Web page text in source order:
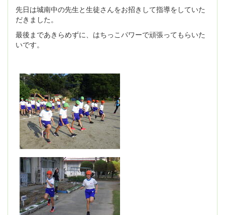
先日は城南中の先生と生徒さんをお招きして指導をしていた
だきました。
最後まであきらめずに、はちっこパワーで頑張ってもらいた
いです。